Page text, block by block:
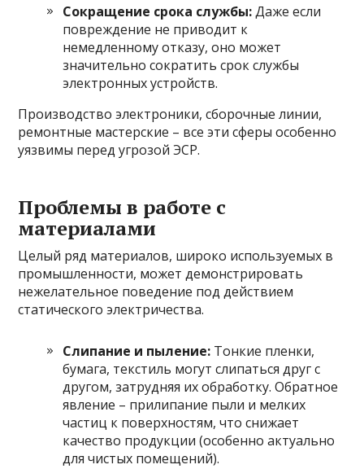
Сокращение срока службы:Даже если
повреждение не приводит к
немедленному отказу, оно может
значительно сократить срок службы
электронных устройств.
Производство электроники, сборочные линии,
ремонтные мастерские – все эти сферы особенно
уязвимы перед угрозой ЭСР.
Проблемы в работе с
материалами
Целый ряд материалов, широко используемых в
промышленности, может демонстрировать
нежелательное поведение под действием
статического электричества.
Слипание и пыление: Тонкие пленки,
бумага, текстиль могут слипаться друг с
другом, затрудняя их обработку. Обратное
явление – прилипание пыли и мелких
частиц к поверхностям, что снижает
качество продукции (особенно актуально
для чистых помещений).